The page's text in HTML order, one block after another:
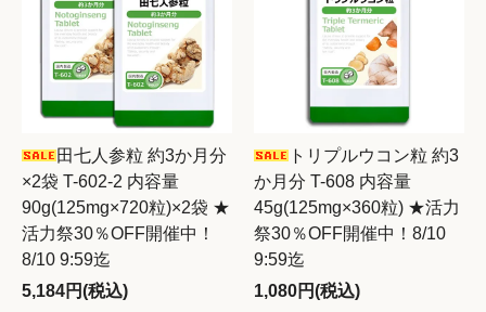
田七人参粒 約3か月分
×2袋 T-602-2 内容量
90g(125mg×720粒)×2袋 ★
活力祭30％OFF開催中！
8/10 9:59迄
5,184円(税込)
トリプルウコン粒 約3
か月分 T-608 内容量
45g(125mg×360粒) ★活力
祭30％OFF開催中！8/10
9:59迄
1,080円(税込)